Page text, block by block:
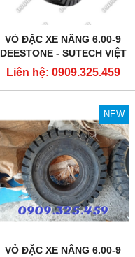
VỎ ĐẶC XE NÂNG 6.00-9
DEESTONE - SUTECH VIỆT
NAM
Liên hệ: 0909.325.459
NEW
VỎ ĐẶC XE NÂNG 6.00-9